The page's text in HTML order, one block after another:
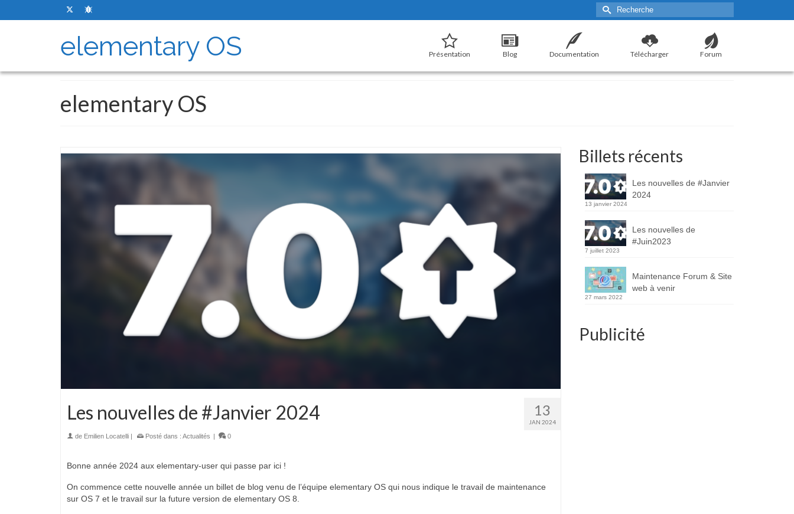
Rechercher :
elementary OS Présentation Blog Documentation Télécharger Forum
elementary OS
13
JAN 2024
Les nouvelles de #Janvier 2024
de Emilien Locatelli | Posté dans : Actualités | 0
Bonne année 2024 aux elementary-user qui passe par ici !
On commence cette nouvelle année un billet de blog venu de l’équipe elementary OS qui nous indique le travail de maintenance
sur OS 7 et le travail sur la future version de elementary OS 8.
Billets récents
Les nouvelles de #Janvier
2024
13 janvier 2024
Les nouvelles de
#Juin2023
7 juillet 2023
Maintenance Forum & Site
web à venir
27 mars 2022
Publicité